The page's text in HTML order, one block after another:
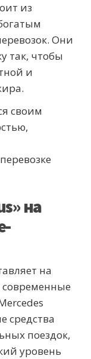
из
Они
так, чтобы
и
своим
на
на
средства
поездок,
уровень